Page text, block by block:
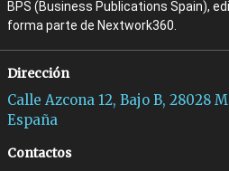
BPS (Business Publications Spain),
forma parte de Nextwork360.
Dirección
Calle Azcona 12, Bajo B, 28028
España
Contactos